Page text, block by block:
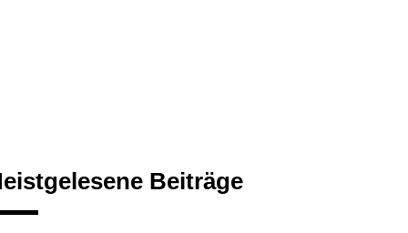
Beiträge